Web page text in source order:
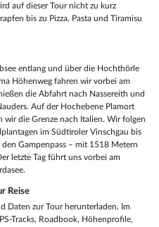
auf dieser Tour nicht zu kurz
bis zu Pizza, Pasta und Tiramisu
entlang und über die Hochthörle
Höhenweg fahren wir vorbei am
die Abfahrt nach Nassereith und
Auf der Hochebene Plamort
wir die Grenze nach Italien. Wir folgen
im Südtiroler Vinschgau bis
Gampenpass – mit 1518 Metern
letzte Tag führt uns vorbei am
Reise
Daten zur Tour herunterladen. Im
Tracks, Roadbook, Höhenprofile,